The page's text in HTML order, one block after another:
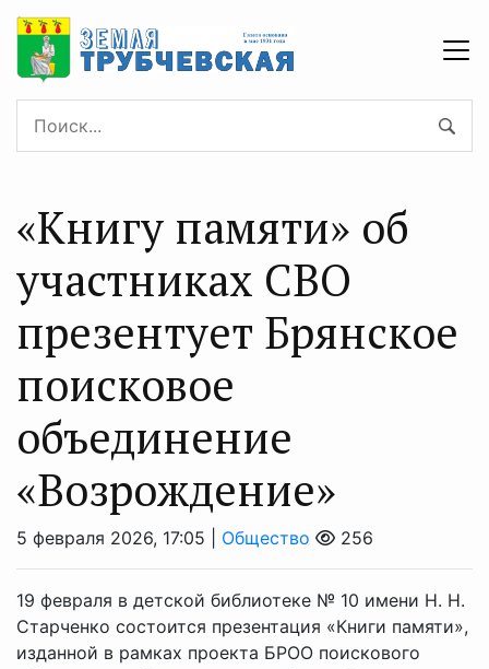
«Книгу памяти» об
участниках СВО
презентует Брянское
поисковое
объединение
«Возрождение»
5 февраля 2026, 17:05 | Общество 256
19 февраля в детской библиотеке № 10 имени Н. Н.
Старченко состоится презентация «Книги памяти»,
изданной в рамках проекта БРОО поискового